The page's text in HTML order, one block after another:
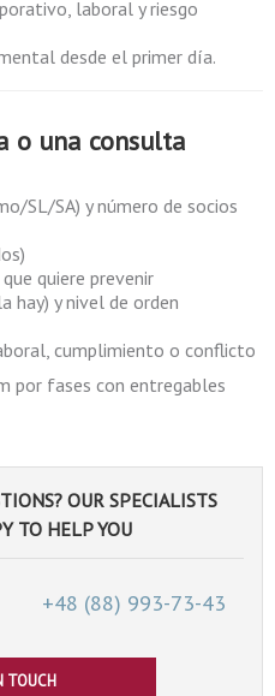
laboral y riesgo
desde el primer día.
o una consulta
SL/SA) y número de socios
quiere prevenir
hay) y nivel de orden
cumplimiento o conflicto
por fases con entregables
OUR SPECIALISTS
TO HELP YOU
+48 (88) 993-73-43
TOUCH